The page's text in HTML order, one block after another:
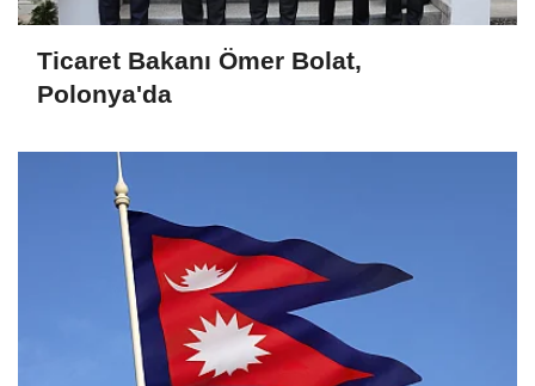
Ticaret Bakanı Ömer Bolat,
Polonya'da